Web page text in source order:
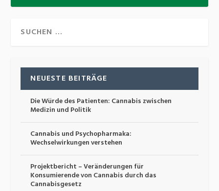
NEUESTE BEITRÄGE
Die Würde des Patienten: Cannabis zwischen
Medizin und Politik
Cannabis und Psychopharmaka:
Wechselwirkungen verstehen
Projektbericht – Veränderungen für
Konsumierende von Cannabis durch das
Cannabisgesetz